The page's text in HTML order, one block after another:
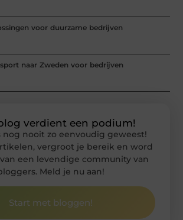
voor duurzame bedrijven
naar Zweden voor bedrijven
verdient een podium!
nog nooit zo eenvoudig geweest!
vergroot je bereik en word
een levendige community van
Meld je nu aan!
Start met bloggen!